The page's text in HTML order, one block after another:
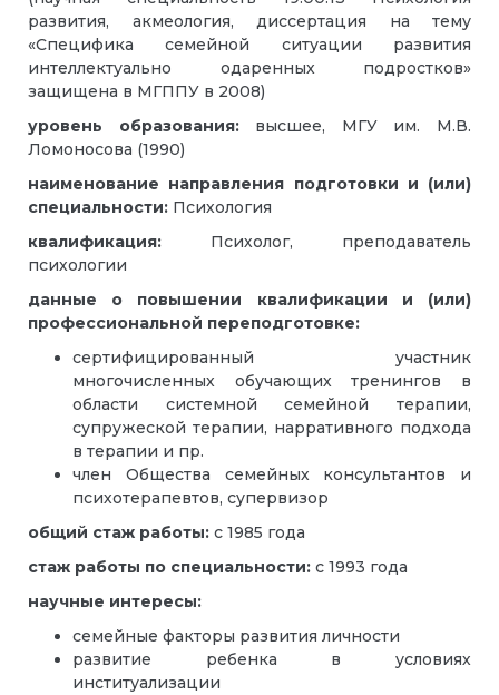
развития, акмеология, диссертация на тему
«Специфика семейной ситуации развития
интеллектуально одаренных подростков»
защищена в МГППУ в 2008)
уровень образования:высшее, МГУ им. М.В.
Ломоносова (1990)
наименование направления подготовки и (или)
специальности: Психология
квалификация: Психолог, преподаватель
психологии
данные о повышении квалификации и (или)
профессиональной переподготовке:
сертифицированный участник
многочисленных обучающих тренингов в
области системной семейной терапии,
супружеской терапии, нарративного подхода
в терапии и пр.
член Общества семейных консультантов и
психотерапевтов, супервизор
общий стаж работы: с 1985 года
стаж работы по специальности: с 1993 года
научные интересы:
семейные факторы развития личности
развитие ребенка в условиях
институализации